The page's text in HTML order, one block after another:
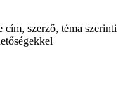
szerző, téma szerinti